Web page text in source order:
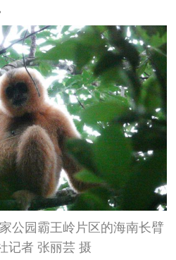
公园霸王岭片区的海南长臂
记者 张丽芸 摄